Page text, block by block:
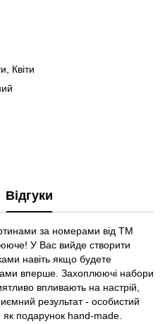
Квіти
Відгуки
за номерами від ТМ
У Вас вийде створити
навіть якщо будете
вперше. Захоплюючі набори
впливають на настрій,
результат - особистий
як подарунок hand-made.